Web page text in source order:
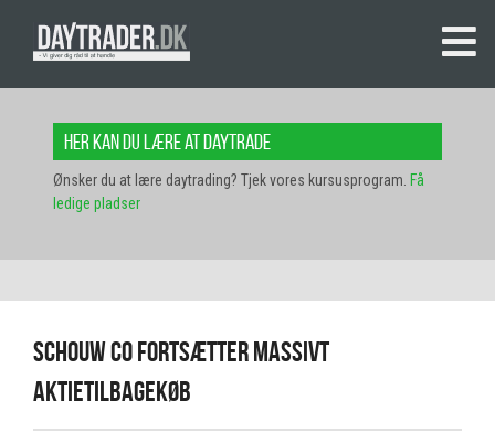
Her kan du lære at daytrade
Ønsker du at lære daytrading? Tjek vores kursusprogram. Få
ledige pladser
Schouw Co fortsætter massivt
aktietilbagekøb